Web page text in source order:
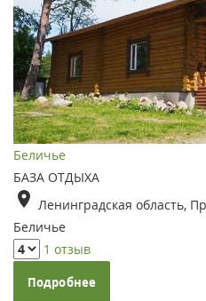
Беличье
БАЗА ОТДЫХА
Ленинградская область,
Беличье
1 отзыв
Подробнее